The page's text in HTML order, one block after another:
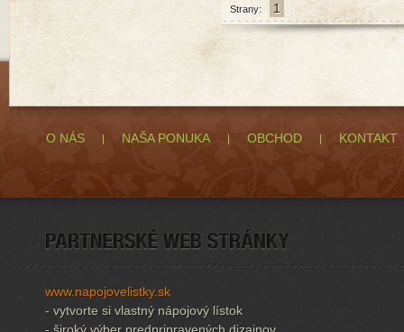
Strany: 1
O NÁS NAŠA PONUKA OBCHOD KONTAKT
www.napojovelistky.sk
- vytvorte si vlastný nápojový lístok